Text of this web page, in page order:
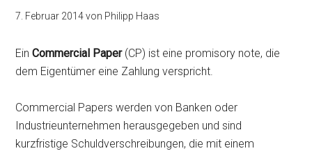
7. Februar 2014von Philipp Haas
EinCommercial Paper(CP) ist eine promisory note, die
dem Eigentümer eine Zahlung verspricht.
Commercial Papers werden von Banken oder
Industrieunternehmen herausgegeben und sind
kurzfristige Schuldverschreibungen, die mit einem